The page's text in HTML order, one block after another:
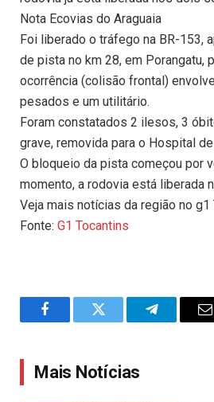
Nota Ecovias do Araguaia
Foi liberado o tráfego na BR-153,
de pista no km 28, em Porangatu,
ocorrência (colisão frontal)
pesados e um utilitário.
Foram constatados 2 ilesos, 3
grave, removida para o Hospital
O bloqueio da pista começou por
momento, a rodovia está liberada
Veja mais notícias da região no g1
Fonte: G1 Tocantins
FacebookTwitter Telegram
Mais Notícias